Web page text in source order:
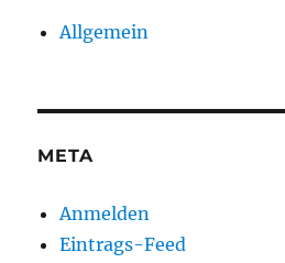
Allgemein
META
Anmelden
Eintrags-Feed